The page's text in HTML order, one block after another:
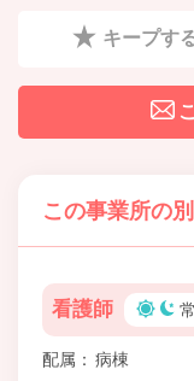
キープす
この事業所の
看護師
配属 病棟